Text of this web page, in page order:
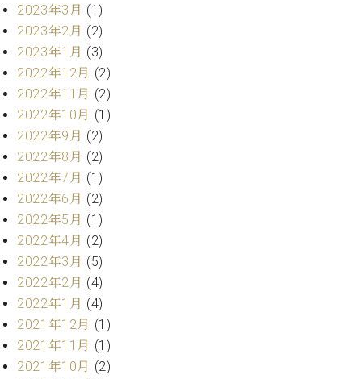
W.
ホ
フ
マ
ン
プ
ロ
フ
ェ
ッ
シ
ョ
ナ
ル
W.
ホ
フ
マ
ン
(PDF)
お
問
合
わ
せ
本
社
：
八
王
子
・
技
術
営
業
ン
2023年3月 (1)
2023年2月 (2)
2023年1月 (3)
2022年12月 (2)
2022年11月 (2)
2022年10月 (1)
2022年9月 (2)
2022年8月 (2)
2022年7月 (1)
2022年6月 (2)
2022年5月 (1)
2022年4月 (2)
2022年3月 (5)
2022年2月 (4)
2022年1月 (4)
2021年12月 (1)
2021年11月 (1)
2021年10月 (2)